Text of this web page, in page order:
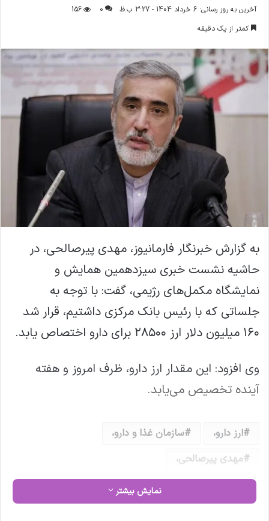
ا
ل
ا
م
ی
آخرین به روز رسانی: 6 خرداد 1404 - 3:27 ب.ظ
0
156
کمتر از یک دقیقه
به گزارش خبرنگار فارمانیوز، مهدی پیرصالحی، در
حاشیه نشست خبری سیزدهمین همایش و
نمایشگاه مکمل‌های رژیمی، گفت: با توجه به
جلساتی که با رئیس بانک مرکزی داشتیم، قرار شد
۱۶۰ میلیون دلار ارز ۲۸۵۰۰ برای دارو اختصاص یابد.
وی افزود: این مقدار ارز دارو، ظرف امروز و هفته
آینده تخصیص می‌یابد.
ارز دارو،
سازمان غذا و دارو،
مهدی پیرصالحی،
نمایش بیشتر